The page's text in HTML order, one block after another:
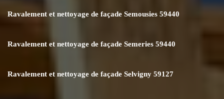
Ravalement et nettoyage de façade Semousies 59440
Ravalement et nettoyage de façade Semeries 59440
Ravalement et nettoyage de façade Selvigny 59127